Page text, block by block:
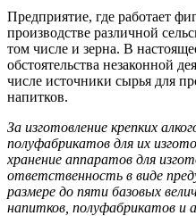
Предприятие, где работает
производстве различной
том числе и зерна. В
обстоятельства незаконной
числе источники сырья для
напитков.
За изготовление крепких
полуфабрикатов для их
хранение аппаратов для
ответственность в виде
размере до пяти базовых
напитков, полуфабрикатов и